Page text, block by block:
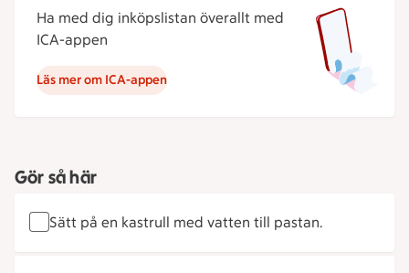
Ha med dig inköpslistan överallt med
ICA-appen
Läs mer om ICA-appen
Gör så här
Sätt på en kastrull med vatten till pastan.